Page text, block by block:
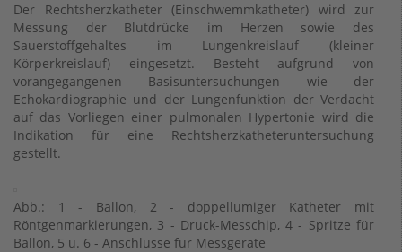
Der Rechtsherzkatheter (Einschwemmkatheter) wird zur
Messung der Blutdrücke im Herzen sowie des
Sauerstoffgehaltes im Lungenkreislauf (kleiner
Körperkreislauf) eingesetzt. Besteht aufgrund von
vorangegangenen Basisuntersuchungen wie der
Echokardiographie und der Lungenfunktion der Verdacht
auf das Vorliegen einer pulmonalen Hypertonie wird die
Indikation für eine Rechtsherzkatheteruntersuchung
gestellt.
Abb.: 1 - Ballon, 2 - doppellumiger Katheter mit
Röntgenmarkierungen, 3 - Druck-Messchip, 4 - Spritze für
Ballon, 5 u. 6 - Anschlüsse für Messgeräte